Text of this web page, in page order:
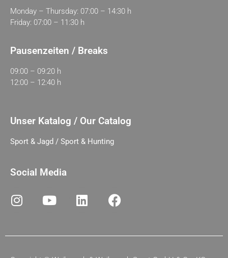
Monday – Thursday: 07:00 – 14:30 h
Friday: 07:00 – 11:30 h
Pausenzeiten / Breaks
09:00 – 09:20 h
12:00 – 12:40 h
Unser Katalog / Our Catalog
Sport & Jagd / Sport & Hunting
Social Media